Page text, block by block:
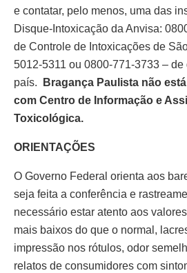
e contatar, pelo menos, uma das
Disque-Intoxicação da Anvisa:
de Controle de Intoxicações de
5012-5311 ou 0800-771-3733 –
país.
Bragança Paulista não
com Centro de Informação e
Toxicológica.
ORIENTAÇÕES
O Governo Federal orienta aos
seja feita a conferência e
necessário estar atento aos
mais baixos do que o normal,
impressão nos rótulos, odor
relatos de consumidores com